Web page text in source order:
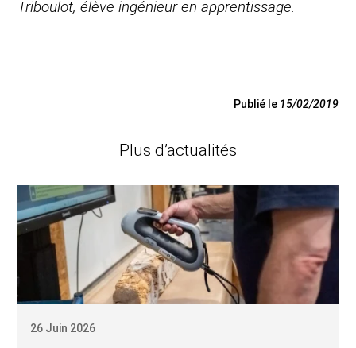
Triboulot, élève ingénieur en apprentissage.
Publié le 15/02/2019
Plus d’actualités
26 Juin 2026